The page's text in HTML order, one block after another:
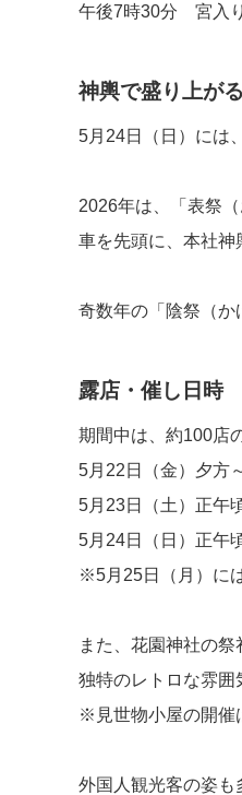
午後7時30分 宮入
神輿で盛り上がる
5月24日（日）には
2026年は、「表祭
車を先頭に、本社神
奇数年の「陰祭（か
露店・催し日時
期間中は、約100店
5月22日（金）夕方
5月23日（土）正午
5月24日（日）正午
※5月25日（月）に
また、花園神社の
独特のレトロな雰囲
※見世物小屋の開催
外国人観光客の姿も